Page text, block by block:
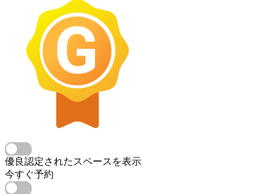
優良認定されたスペースを表示
今すぐ予約